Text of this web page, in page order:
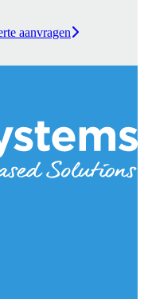
aanvragen